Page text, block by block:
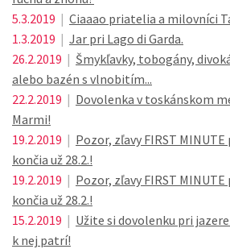
5.3.2019 | Ciaaao priatelia a milovníci
1.3.2019 | Jar pri Lago di Garda.
26.2.2019 | Šmykľavky, tobogány,
alebo bazén s vlnobitím...
22.2.2019 | Dovolenka v toskánskom
Marmi!
19.2.2019 | Pozor, zľavy FIRST
končia už 28.2.!
19.2.2019 | Pozor, zľavy FIRST
končia už 28.2.!
15.2.2019 | Užite si dovolenku pri
k nej patrí!